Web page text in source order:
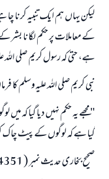
ليكن يہاں ہم ايك تنبيہ كرنا
كے معاملات پر حكم لگانا بشر
ہے، حتى كہ رسول كريم صلى اللہ
نبى كريم صلى اللہ عليہ وسلم كا
" مجھے يہ حكم نہيں ديا گيا كہ
گيا ہے كہ لوگوں كے پيٹ چاك
صحيح بخارى حديث نمبر ( 4351 ) صحيح مسلم حديث نمبر ( 1064 ).